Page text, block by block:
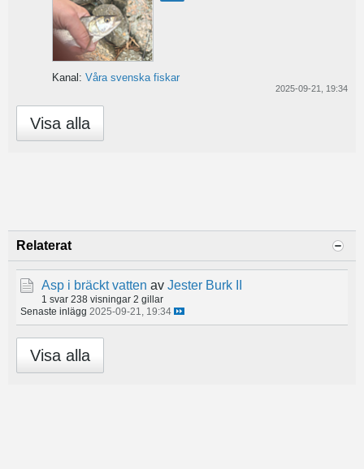
Kanal: Våra svenska fiskar
2025-09-21, 19:34
Visa alla
Relaterat
Asp i bräckt vatten av Jester Burk II
1 svar 238 visningar 2 gillar
Senaste inlägg 2025-09-21, 19:34
Visa alla